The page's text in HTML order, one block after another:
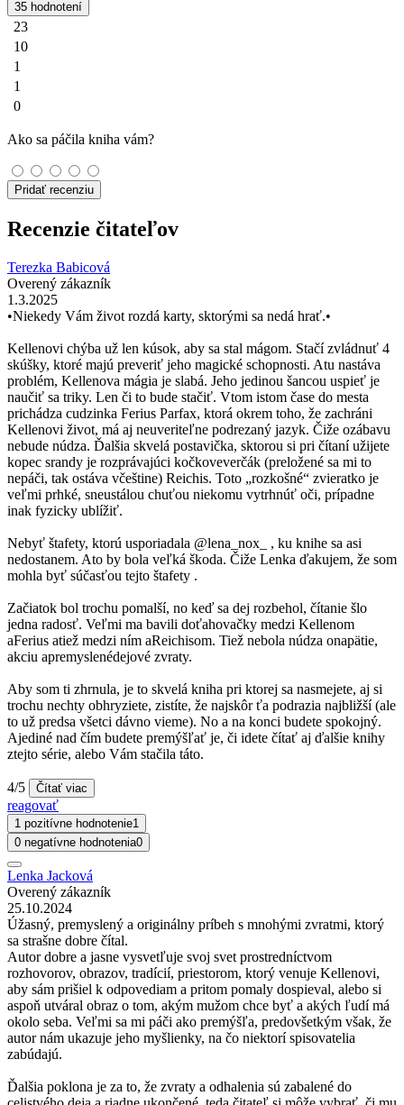
35 hodnotení
23
10
1
1
0
Ako sa páčila kniha vám?
Pridať recenziu
Recenzie čitateľov
Terezka Babicová
Overený zákazník
1.3.2025
•Niekedy Vám život rozdá karty, sktorými sa nedá hrať.•
Kellenovi chýba už len kúsok, aby sa stal mágom. Stačí zvládnuť 4
skúšky, ktoré majú preveriť jeho magické schopnosti. Atu nastáva
problém, Kellenova mágia je slabá. Jeho jedinou šancou uspieť je
naučiť sa triky. Len či to bude stačiť. Vtom istom čase do mesta
prichádza cudzinka Ferius Parfax, ktorá okrem toho, že zachráni
Kellenovi život, má aj neuveriteľne podrezaný jazyk. Čiže ozábavu
nebude núdza. Ďalšia skvelá postavička, sktorou si pri čítaní užijete
kopec srandy je rozprávajúci kočkoveverčák (preložené sa mi to
nepáči, tak ostáva včeštine) Reichis. Toto „rozkošné“ zvieratko je
veľmi prhké, sneustálou chuťou niekomu vytrhnúť oči, prípadne
inak fyzicky ublížiť.
Nebyť štafety, ktorú usporiadala @lena_nox_ , ku knihe sa asi
nedostanem. Ato by bola veľká škoda. Čiže Lenka ďakujem, že som
mohla byť súčasťou tejto štafety .
Začiatok bol trochu pomalší, no keď sa dej rozbehol, čítanie šlo
jedna radosť. Veľmi ma bavili doťahovačky medzi Kellenom
aFerius atiež medzi ním aReichisom. Tiež nebola núdza onapätie,
akciu apremyslenédejové zvraty.
Aby som ti zhrnula, je to skvelá kniha pri ktorej sa nasmejete, aj si
trochu nechty obhryziete, zistíte, že najskôr ťa podrazia najbližší (ale
to už predsa všetci dávno vieme). No a na konci budete spokojný.
Ajediné nad čím budete premýšľať je, či idete čítať aj ďalšie knihy
ztejto série, alebo Vám stačila táto.
4/5 Čítať viac
reagovať
1 pozitívne hodnotenie1
0 negatívne hodnotenia0
Lenka Jacková
Overený zákazník
25.10.2024
Úžasný, premyslený a originálny príbeh s mnohými zvratmi, ktorý
sa strašne dobre čítal.
Autor dobre a jasne vysvetľuje svoj svet prostredníctvom
rozhovorov, obrazov, tradícií, priestorom, ktorý venuje Kellenovi,
aby sám prišiel k odpovediam a pritom pomaly dospieval, alebo si
aspoň utváral obraz o tom, akým mužom chce byť a akých ľudí má
okolo seba. Veľmi sa mi páči ako premýšľa, predovšetkým však, že
autor nám ukazuje jeho myšlienky, na čo niektorí spisovatelia
zabúdajú.
Ďalšia poklona je za to, že zvraty a odhalenia sú zabalené do